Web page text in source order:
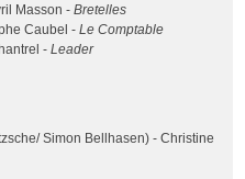
Masson -Bretelles
Caubel -Le Comptable
-Leader
Simon Bellhasen) - Christine